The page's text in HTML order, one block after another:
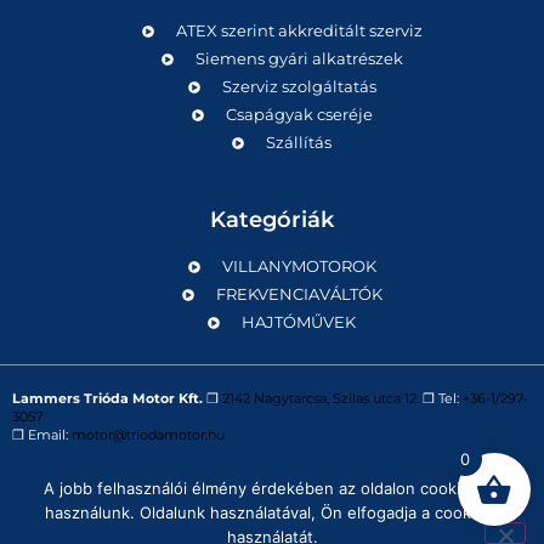
ATEX szerint akkreditált szerviz
Siemens gyári alkatrészek
Szerviz szolgáltatás
Csapágyak cseréje
Szállítás
Kategóriák
VILLANYMOTOROK
FREKVENCIAVÁLTÓK
HAJTÓMŰVEK
Lammers Trióda Motor Kft. ❒ 2142 Nagytarcsa, Szilas utca 12. ❒ Tel: +36-1/297-
3057
❒ Email: motor@triodamotor.hu
Powered byDigit-Now Kft.
Adatvédelmi tájékoztató
0
A jobb felhasználói élmény érdekében az oldalon cookie-kat
használunk. Oldalunk használatával, Ön elfogadja a cookie-k
használatát.